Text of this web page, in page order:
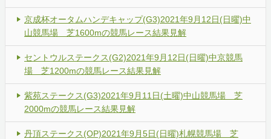
京成杯オータムハンデキャップ(G3)2021年9月12日(日曜)中
山競馬場 芝1600mの競馬レース結果見解
セントウルステークス(G2)2021年9月12日(日曜)中京競馬
場 芝1200mの競馬レース結果見解
紫苑ステークス(G3)2021年9月11日(土曜)中山競馬場 芝
2000mの競馬レース結果見解
丹頂ステークス(OP)2021年9月5日(日曜)札幌競馬場 芝